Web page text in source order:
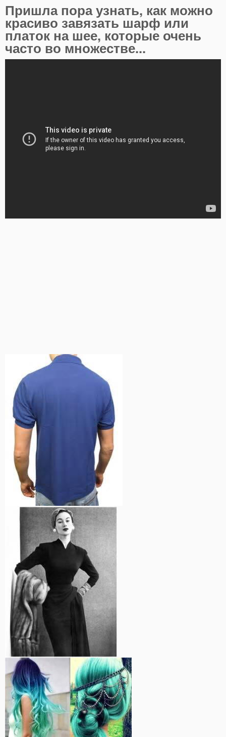
Пришла пора узнать, как можно
красиво завязать шарф или
платок на шее, которые очень
часто во множестве...